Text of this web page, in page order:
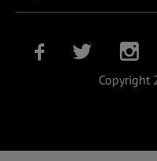
Copyright